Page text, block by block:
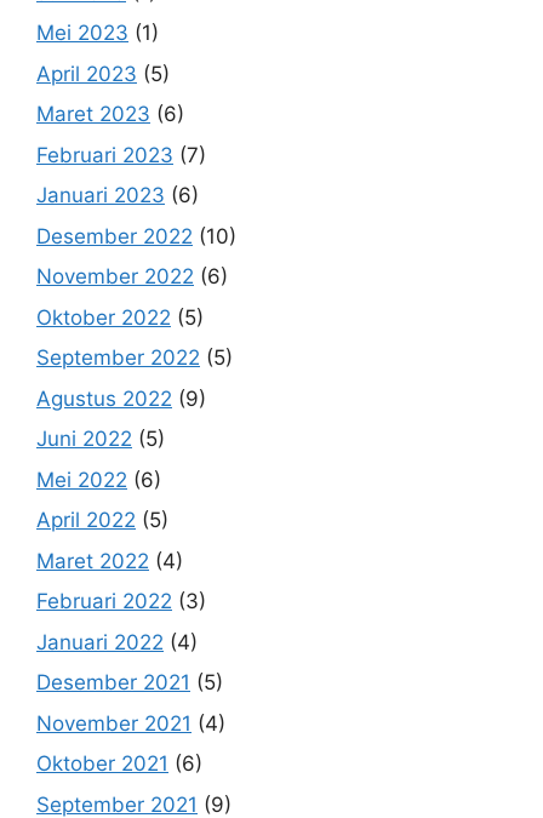
Mei 2023 (1)
April 2023 (5)
Maret 2023 (6)
Februari 2023 (7)
Januari 2023 (6)
Desember 2022 (10)
November 2022 (6)
Oktober 2022 (5)
September 2022 (5)
Agustus 2022 (9)
Juni 2022 (5)
Mei 2022 (6)
April 2022 (5)
Maret 2022 (4)
Februari 2022 (3)
Januari 2022 (4)
Desember 2021 (5)
November 2021 (4)
Oktober 2021 (6)
September 2021 (9)